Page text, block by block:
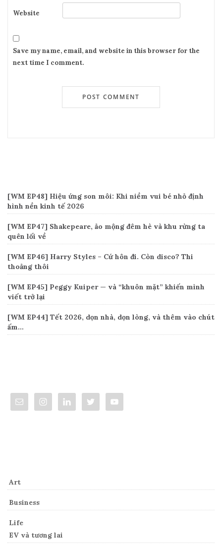
Website
Save my name, email, and website in this browser for the
next time I comment.
[WM EP48] Hiệu ứng son môi: Khi niềm vui bé nhỏ định
hình nền kinh tế 2026
[WM EP47] Shakepeare, ảo mộng đêm hè và khu rừng ta
quên lối về
[WM EP46] Harry Styles – Cứ hôn đi. Còn disco? Thi
thoảng thôi
[WM EP45] Peggy Kuiper — và “khuôn mặt” khiến mình
viết trở lại
[WM EP44] Tết 2026, dọn nhà, dọn lòng, và thêm vào chút
ấm…
Art
Business
Life
EV và tương lai